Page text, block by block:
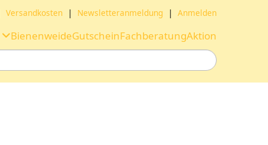
Versandkosten | Newsletteranmeldung | Anmelden
BienenweideGutscheinFachberatungAktion